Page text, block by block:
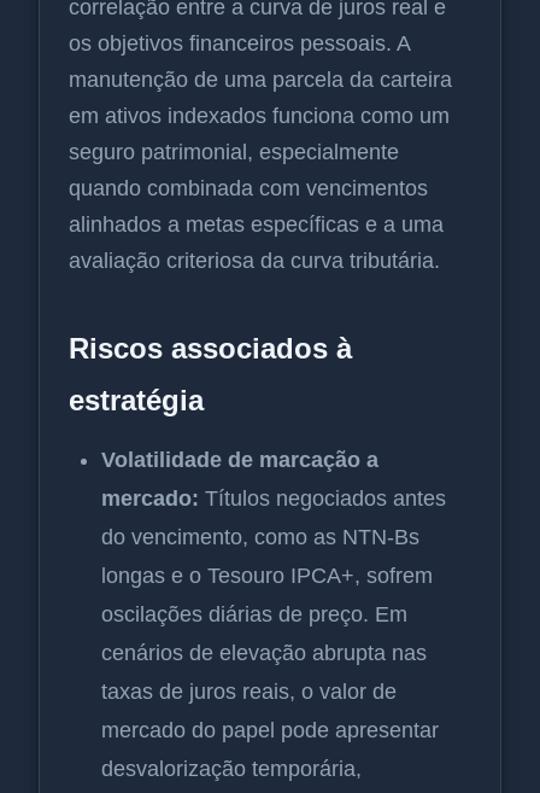
correlação entre a curva de juros real e
os objetivos financeiros pessoais. A
manutenção de uma parcela da carteira
em ativos indexados funciona como um
seguro patrimonial, especialmente
quando combinada com vencimentos
alinhados a metas específicas e a uma
avaliação criteriosa da curva tributária.
Riscos associados à
estratégia
Volatilidade de marcação a
mercado: Títulos negociados antes
do vencimento, como as NTN-Bs
longas e o Tesouro IPCA+, sofrem
oscilações diárias de preço. Em
cenários de elevação abrupta nas
taxas de juros reais, o valor de
mercado do papel pode apresentar
desvalorização temporária,